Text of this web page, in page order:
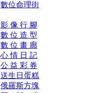
數位命理街
影 像 行 腳
數 位 造 型
數 位 畫 廊
心 情 日 記
公 益 彩 券
送生日蛋糕
俄羅斯方塊